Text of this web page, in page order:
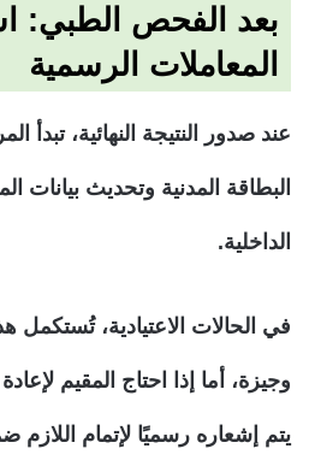
بعد الفحص الطبي:
المعاملات الرسمية
عند صدور النتيجة النهائية، تبدأ
البطاقة المدنية وتحديث بيانات
الداخلية.
في الحالات الاعتيادية، تُستكمل
وجيزة، أما إذا احتاج المقيم
يتم إشعاره رسميًا لإتمام اللازم